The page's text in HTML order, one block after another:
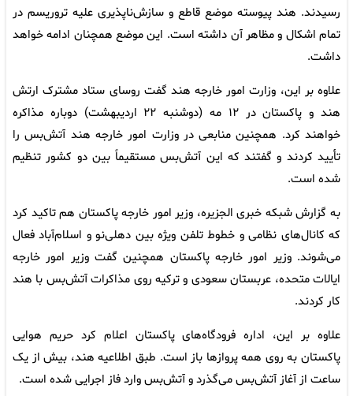
رسیدند. هند پیوسته موضع قاطع و سازش‌ناپذیری علیه تروریسم در
تمام اشکال و مظاهر آن داشته است. این موضع همچنان ادامه خواهد
داشت.
علاوه بر این، وزارت امور خارجه هند گفت روسای ستاد مشترک ارتش
هند و پاکستان در ۱۲ مه (دوشنبه ۲۲ اردیبهشت) دوباره مذاکره
خواهند کرد. همچنین منابعی در وزارت امور خارجه هند آتش‌بس را
تأیید کردند و گفتند که این آتش‌بس مستقیماً بین دو کشور تنظیم
شده است.
به گزارش شبکه خبری الجزیره، وزیر امور خارجه پاکستان هم تاکید کرد
که کانال‌های نظامی و خطوط تلفن ویژه بین دهلی‌نو و اسلام‌آباد فعال
می‌شوند. وزیر امور خارجه پاکستان همچنین گفت وزیر امور خارجه
ایالات متحده، عربستان سعودی و ترکیه روی مذاکرات آتش‌بس با هند
کار کردند.
علاوه بر این، اداره فرودگاه‌های پاکستان اعلام کرد حریم هوایی
پاکستان به روی همه پروازها باز است. طبق اطلاعیه هند، بیش از یک
ساعت از آغاز آتش‌بس می‌گذرد و آتش‌بس وارد فاز اجرایی شده است.